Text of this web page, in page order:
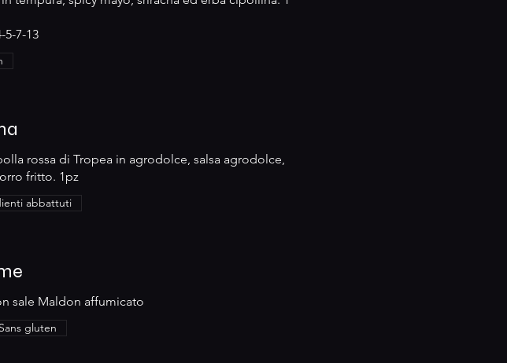
5-7-13
rossa di Tropea in agrodolce, salsa agrodolce,
fritto. 1pz
abbattuti
sale Maldon affumicato
Sans gluten